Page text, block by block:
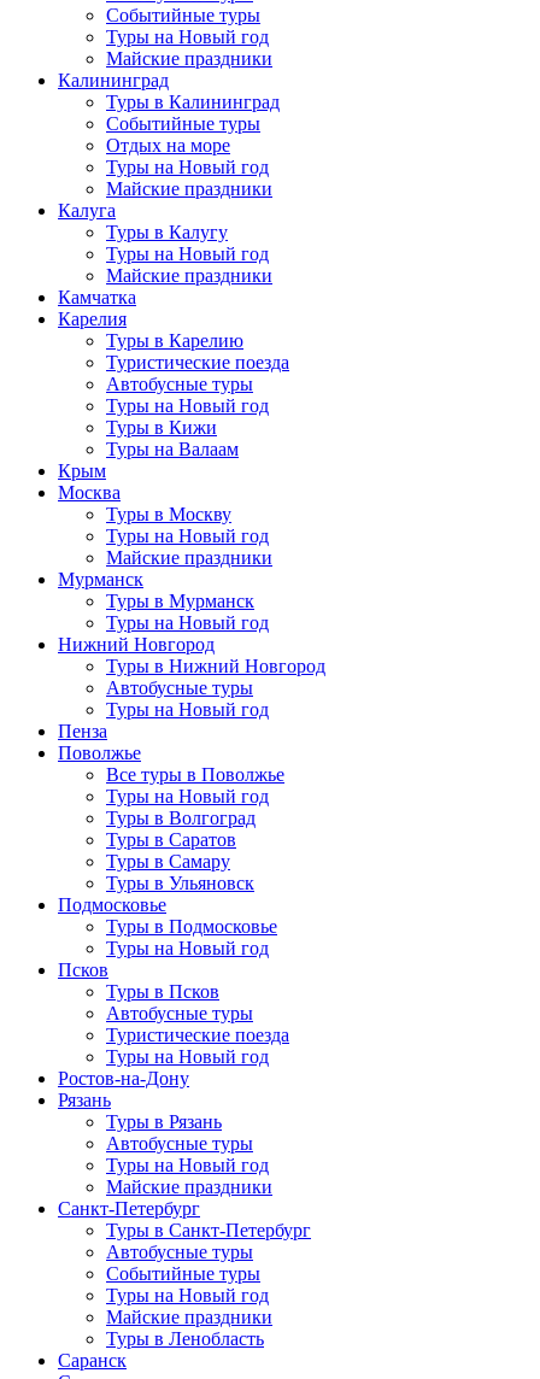
Событийные туры
Туры на Новый год
Майские праздники
Калининград
Туры в Калининград
Событийные туры
Отдых на море
Туры на Новый год
Майские праздники
Калуга
Туры в Калугу
Туры на Новый год
Майские праздники
Камчатка
Карелия
Туры в Карелию
Туристические поезда
Автобусные туры
Туры на Новый год
Туры в Кижи
Туры на Валаам
Крым
Москва
Туры в Москву
Туры на Новый год
Майские праздники
Мурманск
Туры в Мурманск
Туры на Новый год
Нижний Новгород
Туры в Нижний Новгород
Автобусные туры
Туры на Новый год
Пенза
Поволжье
Все туры в Поволжье
Туры на Новый год
Туры в Волгоград
Туры в Саратов
Туры в Самару
Туры в Ульяновск
Подмосковье
Туры в Подмосковье
Туры на Новый год
Псков
Туры в Псков
Автобусные туры
Туристические поезда
Туры на Новый год
Ростов-на-Дону
Рязань
Туры в Рязань
Автобусные туры
Туры на Новый год
Майские праздники
Санкт-Петербург
Туры в Санкт-Петербург
Автобусные туры
Событийные туры
Туры на Новый год
Майские праздники
Туры в Ленобласть
Саранск